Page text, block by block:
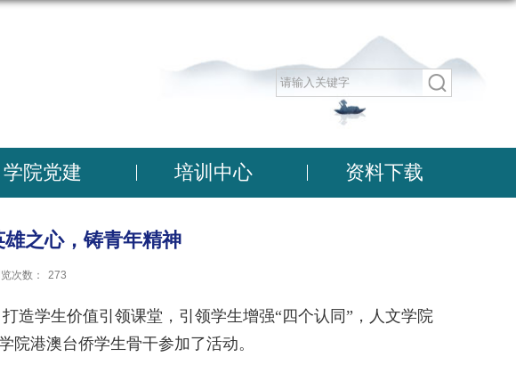
学院党建 培训中心 资料下载
雄之心，铸青年精神
次数： 273
造学生价值引领课堂，引领学生增强“四个认同”，人文学院
院港澳台侨学生骨干参加了活动。